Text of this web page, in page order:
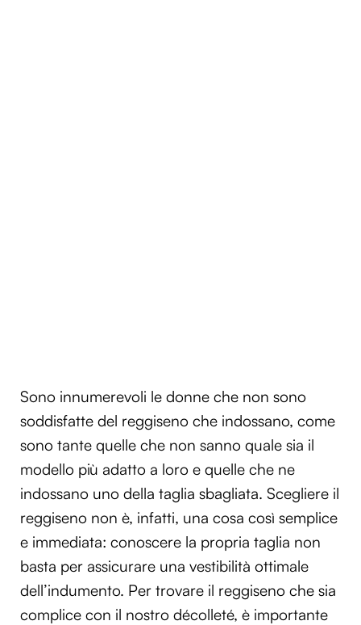
Sono innumerevoli le donne che non sono
soddisfatte del reggiseno che indossano, come
sono tante quelle che non sanno quale sia il
modello più adatto a loro e quelle che ne
indossano uno della taglia sbagliata. Scegliere il
reggiseno non è, infatti, una cosa così semplice
e immediata: conoscere la propria taglia non
basta per assicurare una vestibilità ottimale
dell’indumento. Per trovare il reggiseno che sia
complice con il nostro décolleté, è importante